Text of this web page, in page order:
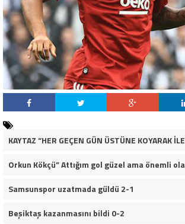
KAYTAZ “HER GEÇEN GÜN ÜSTÜNE KOYARAK
Orkun Kökçü” Attığım gol güzel ama önemli
Samsunspor uzatmada güldü 2-1
Beşiktaş kazanmasını bildi 0-2